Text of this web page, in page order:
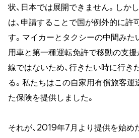
状、日本では展開できません。しか
は、申請することで国が例外的に許
す。マイカーとタクシーの中間みた
用車と第一種運転免許で移動の支援
線ではないため、行きたい時に行き
る。私たちはこの自家用有償旅客運
た保険を提供しました。
それが、2019年7月より提供を始め